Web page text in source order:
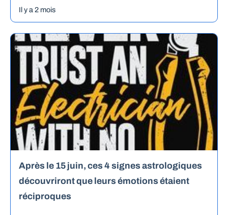
Il y a 2 mois
Après le 15 juin, ces 4 signes astrologiques
découvriront que leurs émotions étaient
réciproques